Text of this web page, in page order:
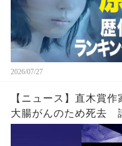
2026/07/27
【ニュース】直木賞
大腸がんのため死去